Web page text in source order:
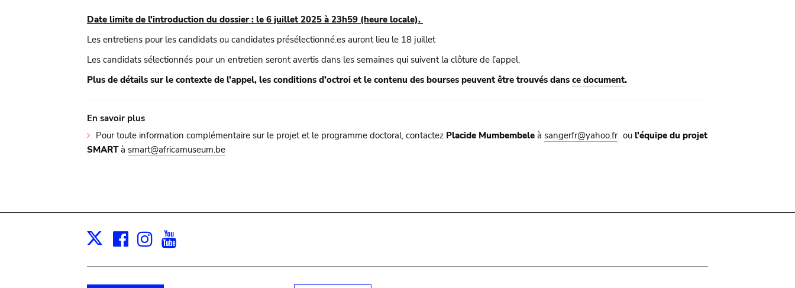
Date limite de l’introduction du dossier : le 6 juillet 2025 à 23h59 (heure locale).
Les entretiens pour les candidats ou candidates présélectionné.es auront lieu le 18 juillet
Les candidats sélectionnés pour un entretien seront avertis dans les semaines qui suivent la clôture de l’appel.
Plus de détails sur le contexte de l’appel, les conditions d’octroi et le contenu des bourses peuvent être trouvés dans ce document.
En savoir plus
Pour toute information complémentaire sur le projet et le programme doctoral, contactez Placide Mumbembele à sangerfr@yahoo.fr ou l’équipe du projet
SMARTà smart@africamuseum.be
X Facebook
Instagram